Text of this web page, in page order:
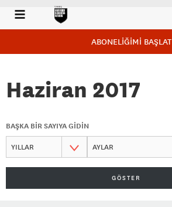
ABONELİĞİMİ BAŞLAT
Haziran 2017
BAŞKA BİR SAYIYA GİDİN
GÖSTER